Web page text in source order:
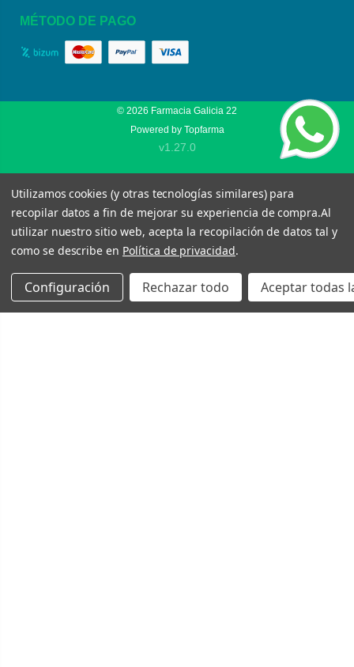
MÉTODO DE PAGO
© 2026 Farmacia Galicia 22
Powered by Topfarma
v1.27.0
Utilizamos cookies (y otras tecnologías similares) para
recopilar datos a fin de mejorar su experiencia de compra.Al
utilizar nuestro sitio web, acepta la recopilación de datos tal y
como se describe en Política de privacidad.
Configuración Rechazar todo Aceptar todas